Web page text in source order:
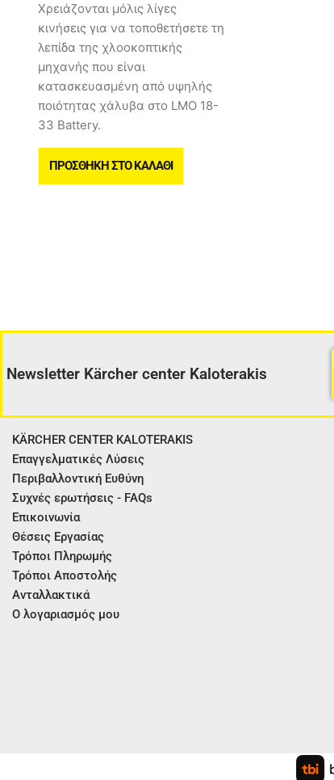
Χρειάζονται μόλις λίγες
κινήσεις για να τοποθετήσετε τη
λεπίδα της χλοοκοπτικής
μηχανής που είναι
κατασκευασμένη από υψηλής
ποιότητας χάλυβα στο LMO 18-
33 Battery.
ΠΡΟΣΘΉΚΗ ΣΤΟ ΚΑΛΆΘΙ
Newsletter Kärcher center Kaloterakis
KÄRCHER CENTER KALOTERAKIS
Επαγγελματικές Λύσεις
Περιβαλλοντική Ευθύνη
Συχνές ερωτήσεις - FAQs
Επικοινωνία
Θέσεις Εργασίας
Τρόποι Πληρωμής
Τρόποι Αποστολής
Ανταλλακτικά
Ο λογαριασμός μου